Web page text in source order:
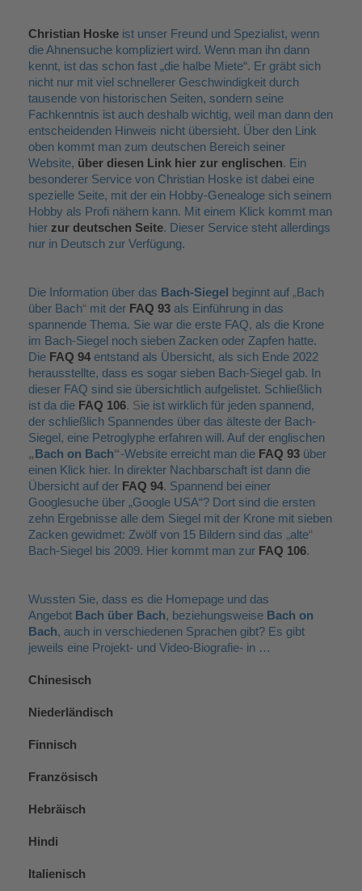
Christian Hoske ist unser Freund und Spezialist, wenn
die Ahnensuche kompliziert wird. Wenn man ihn dann
kennt, ist das schon fast „die halbe Miete“. Er gräbt sich
nicht nur mit viel schnellerer Geschwindigkeit durch
tausende von historischen Seiten, sondern seine
Fachkenntnis ist auch deshalb wichtig, weil man dann den
entscheidenden Hinweis nicht übersieht. Über den Link
oben kommt man zum deutschen Bereich seiner
Website, über diesen Link hier zur englischen. Ein
besonderer Service von Christian Hoske ist dabei eine
spezielle Seite, mit der ein Hobby-Genealoge sich seinem
Hobby als Profi nähern kann. Mit einem Klick kommt man
hier zur deutschen Seite. Dieser Service steht allerdings
nur in Deutsch zur Verfügung.
Die Information über das Bach-Siegel beginnt auf „Bach
über Bach“ mit der FAQ 93 als Einführung in das
spannende Thema. Sie war die erste FAQ, als die Krone
im Bach-Siegel noch sieben Zacken oder Zapfen hatte.
Die FAQ 94 entstand als Übersicht, als sich Ende 2022
herausstellte, dass es sogar sieben Bach-Siegel gab. In
dieser FAQ sind sie übersichtlich aufgelistet. Schließlich
ist da die FAQ 106. Sie ist wirklich für jeden spannend,
der schließlich Spannendes über das älteste der Bach-
Siegel, eine Petroglyphe erfahren will. Auf der englischen
„Bach on Bach“-Website erreicht man die FAQ 93 über
einen Klick hier. In direkter Nachbarschaft ist dann die
Übersicht auf der FAQ 94. Spannend bei einer
Googlesuche über „Google USA“? Dort sind die ersten
zehn Ergebnisse alle dem Siegel mit der Krone mit sieben
Zacken gewidmet: Zwölf von 15 Bildern sind das „alte“
Bach-Siegel bis 2009. Hier kommt man zur FAQ 106.
Wussten Sie, dass es die Homepage und das
Angebot Bach über Bach, beziehungsweise Bach on
Bach, auch in verschiedenen Sprachen gibt? Es gibt
jeweils eine Projekt- und Video-Biografie- in …
Chinesisch
Niederländisch
Finnisch
Französisch
Hebräisch
Hindi
Italienisch